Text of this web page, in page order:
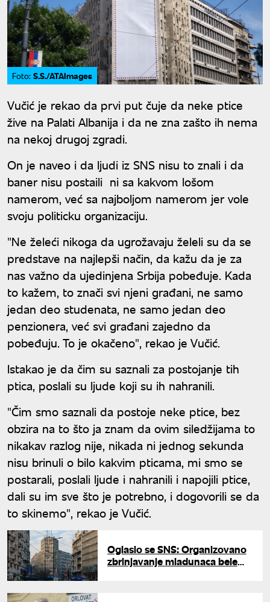
Foto: S.S./ATAImages
Vučić je rekao da prvi put čuje da neke ptice
žive na Palati Albanija i da ne zna zašto ih nema
na nekoj drugoj zgradi.
On je naveo i da ljudi iz SNS nisu to znali i da
baner nisu postaili ni sa kakvom lošom
namerom, već sa najboljom namerom jer vole
svoju politicku organizaciju.
"Ne želeći nikoga da ugrožavaju želeli su da se
predstave na najlepši način, da kažu da je za
nas važno da ujedinjena Srbija pobeđuje. Kada
to kažem, to znači svi njeni građani, ne samo
jedan deo studenata, ne samo jedan deo
penzionera, već svi građani zajedno da
pobeđuju. To je okačeno", rekao je Vučić.
Istakao je da čim su saznali za postojanje tih
ptica, poslali su ljude koji su ih nahranili.
"Čim smo saznali da postoje neke ptice, bez
obzira na to što ja znam da ovim siledžijama to
nikakav razlog nije, nikada ni jednog sekunda
nisu brinuli o bilo kakvim pticama, mi smo se
postarali, poslali ljude i nahranili i napojili ptice,
dali su im sve što je potrebno, i dogovorili se da
to skinemo", rekao je Vučić.
Oglasio se SNS: Organizovano
zbrinjavanje mladunaca bele